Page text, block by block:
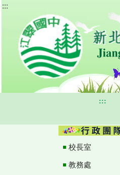
跳
:::
:::
校長室
教務處